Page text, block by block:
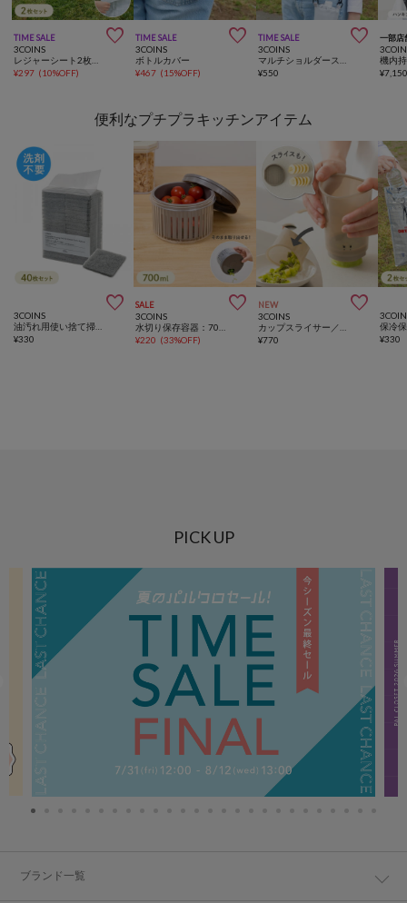
TIME SALE 
3COINS
¥297 (10%OFF)
TIME SALE 
3COINS
ボトルカバー
¥467 (15%OFF)
TIME SALE 
3COINS
¥550
一部店
¥
便利なプチプラキッチンアイテム

3COINS
¥330
SALE 
3COINS
¥220 (33%OFF)
NEW 
3COINS
¥770 ¥330
PICK UP
ブランド一覧